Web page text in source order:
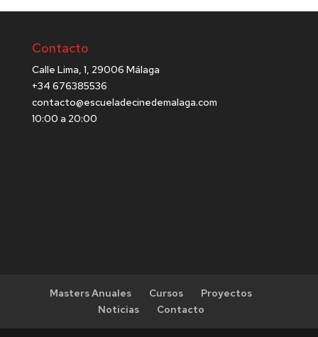
Contacto
Calle Lima, 1, 29006 Málaga
+34 676385536
contacto@escueladecinedemalaga.com
10:00 a 20:00
Masters Anuales Cursos
Proyectos
Noticias
Contacto